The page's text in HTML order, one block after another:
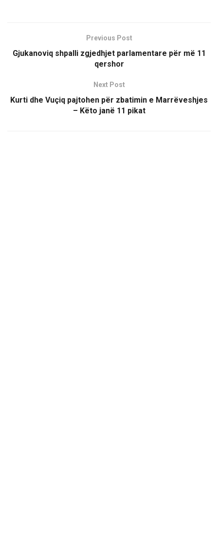
Previous Post
Gjukanoviq shpalli zgjedhjet parlamentare për më 11
qershor
Next Post
Kurti dhe Vuçiq pajtohen për zbatimin e Marrëveshjes
– Këto janë 11 pikat